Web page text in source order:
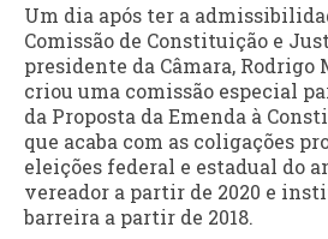
Um dia após ter a
Comissão de Constituição e
presidente da Câmara, Rodrigo
criou uma comissão especial
da Proposta da Emenda à
que acaba com as coligações
eleições federal e estadual do
vereador a partir de 2020 e
barreira a partir de 2018.